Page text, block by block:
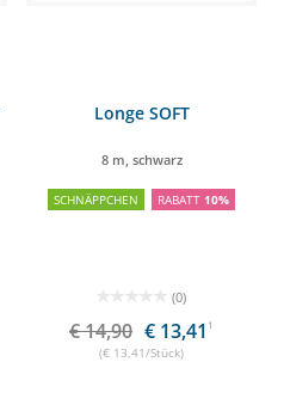
Longe SOFT
8 m, schwarz
SCHNÄPPCHEN RABATT 10%
(0)
€ 14,90 € 13,41 1
(€ 13,41/Stück)